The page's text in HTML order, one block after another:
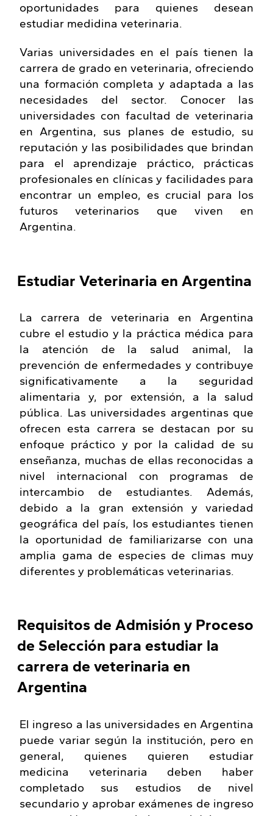
oportunidades para quienes desean
estudiar medidina veterinaria.
Varias universidades en el país tienen la
carrera de grado en veterinaria, ofreciendo
una formación completa y adaptada a las
necesidades del sector. Conocer las
universidades con facultad de veterinaria
en Argentina, sus planes de estudio, su
reputación y las posibilidades que brindan
para el aprendizaje práctico, prácticas
profesionales en clínicas y facilidades para
encontrar un empleo, es crucial para los
futuros veterinarios que viven en
Argentina.
Estudiar Veterinaria en Argentina
La carrera de veterinaria en Argentina
cubre el estudio y la práctica médica para
la atención de la salud animal, la
prevención de enfermedades y contribuye
significativamente a la seguridad
alimentaria y, por extensión, a la salud
pública. Las universidades argentinas que
ofrecen esta carrera se destacan por su
enfoque práctico y por la calidad de su
enseñanza, muchas de ellas reconocidas a
nivel internacional con programas de
intercambio de estudiantes. Además,
debido a la gran extensión y variedad
geográfica del país, los estudiantes tienen
la oportunidad de familiarizarse con una
amplia gama de especies de climas muy
diferentes y problemáticas veterinarias.
Requisitos de Admisión y Proceso
de Selección para estudiar la
carrera de veterinaria en
Argentina
El ingreso a las universidades en Argentina
puede variar según la institución, pero en
general, quienes quieren estudiar
medicina veterinaria deben haber
completado sus estudios de nivel
secundario y aprobar exámenes de ingreso